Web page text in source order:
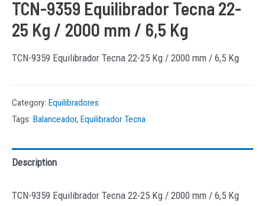
TCN-9359 Equilibrador Tecna 22-
25 Kg / 2000 mm / 6,5 Kg
TCN-9359 Equilibrador Tecna 22-25 Kg / 2000 mm / 6,5 Kg
Category: Equilibradores
Tags: Balanceador, Equilibrador Tecna
Description
TCN-9359 Equilibrador Tecna 22-25 Kg / 2000 mm / 6,5 Kg